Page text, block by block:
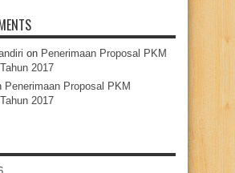
on Penerimaan Proposal PKM
2017
Penerimaan Proposal PKM
2017